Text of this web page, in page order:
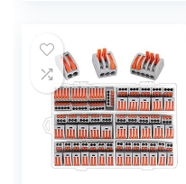
Ø20mm, 6 Pz.